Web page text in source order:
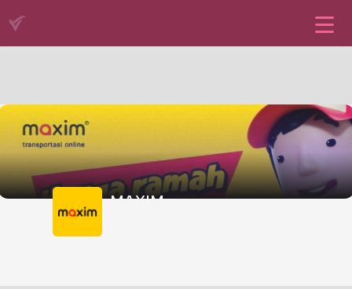
MAXIM